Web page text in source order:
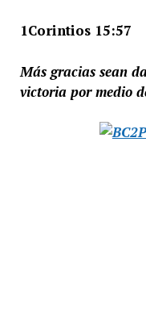
1Corintios 15:57
Más gracias sean
victoria por medio